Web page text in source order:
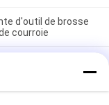
d'outil de brosse
courroie
cosmétique de
de rayure de
centrale